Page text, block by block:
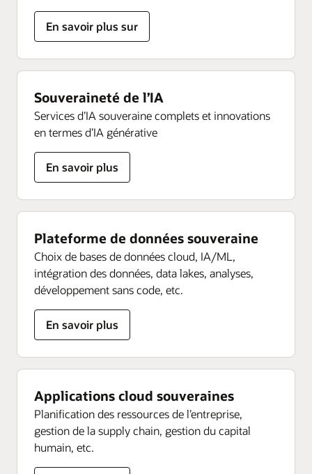
En savoir plus sur
OCI
souveraine
Souveraineté de l’IA
Services d’IA souveraine complets et innovations
en termes d’IA générative
En savoir plus
sur
l’IA
souveraine
Plateforme de données souveraine
Choix de bases de données cloud, IA/ML,
intégration des données, data lakes, analyses,
développement sans code, etc.
En savoir plus
sur
la
plateforme
de
souveraine
Applications cloud souveraines
Planification des ressources de l’entreprise,
gestion de la supply chain, gestion du capital
humain, etc.